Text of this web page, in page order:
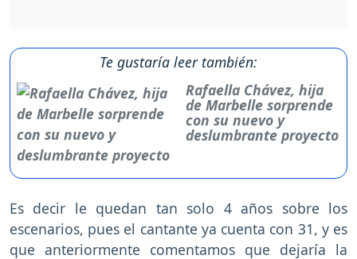
Te gustaría leer también:
Rafaella Chávez, hija
de Marbelle sorprende
con su nuevo y
deslumbrante proyecto
Es decir le quedan tan solo 4 años sobre los
escenarios, pues el cantante ya cuenta con 31, y es
que anteriormente comentamos que dejaría la